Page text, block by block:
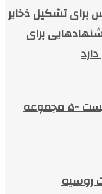
برای تشکیل ذخایر
برای
حذف ۶۰ درصدی شرکت‌ها از لیست ۵۰۰ مجموعه
روسیه